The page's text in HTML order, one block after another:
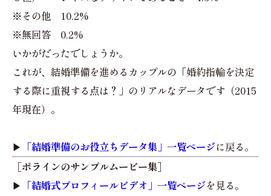
※その他 10.2%
※無回答 0.2%
いかがだったでしょうか。
これが、結婚準備を進めるカップルの「婚約指輪を決定
する際に重視する点は？」のリアルなデータです（2015
年現在）。
▶︎ 「結婚準備のお役立ちデータ集」一覧ページに戻る。
［ポラインのサンプルムービー集］
▶︎ 「結婚式プロフィールビデオ」一覧ページを見る。